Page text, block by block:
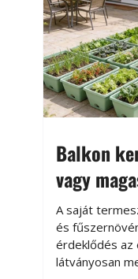
Balkon
vagy
A saját
és
érdeklődés az
látványosan